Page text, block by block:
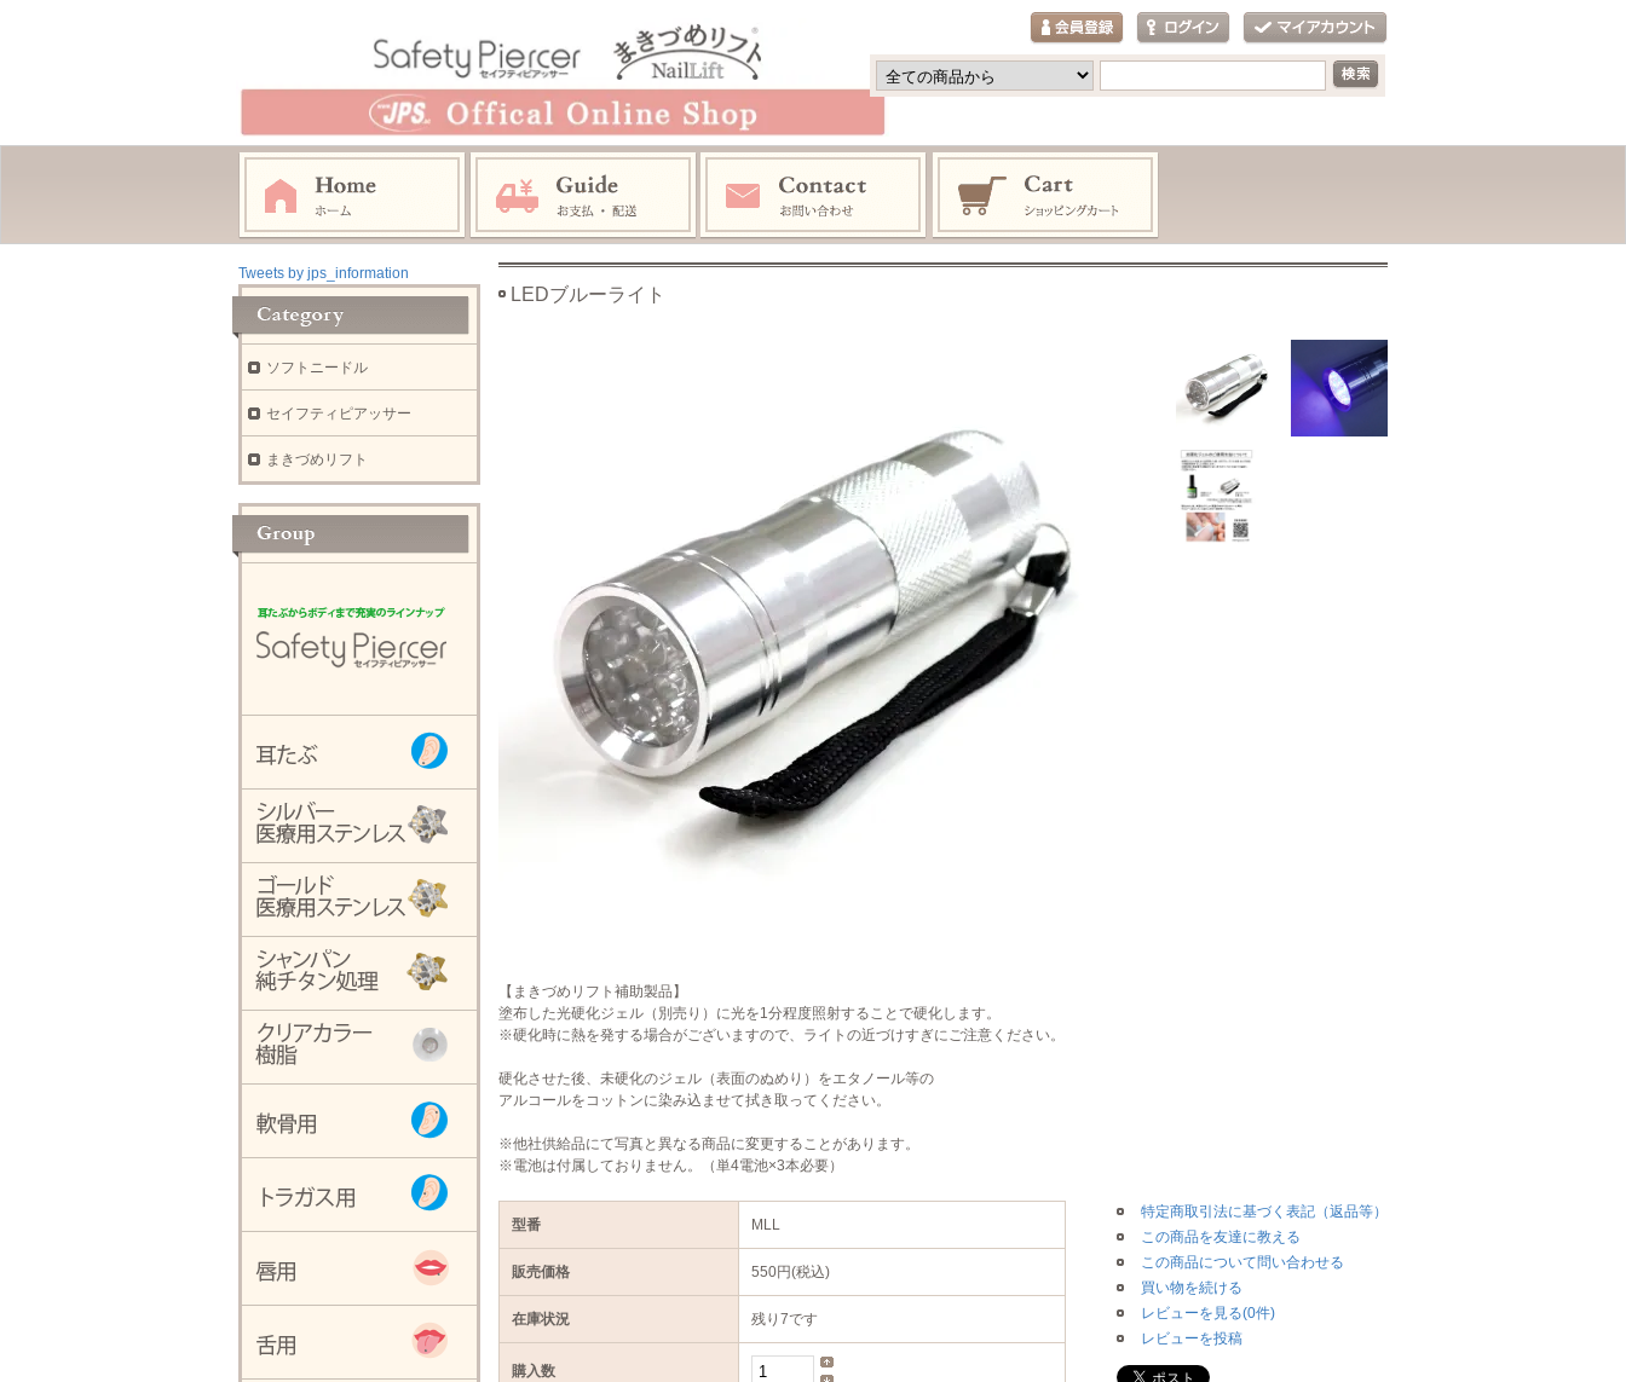
LEDブルーライト
【まきづめリフト補助製品】
塗布した光硬化ジェル（別売り）に光を1分程度照射することで硬化します。
※硬化時に熱を発する場合がございますので、ライトの近づけすぎにご注意ください。
硬化させた後、未硬化のジェル（表面のぬめり）をエタノール等の
アルコールをコットンに染み込ませて拭き取ってください。
※他社供給品にて写真と異なる商品に変更することがあります。
※電池は付属しておりません。（単4電池×3本必要）
型番 MLL
販売価格 550円(税込)
在庫状況 残り7です
購入数
特定商取引法に基づく表記（返品等）
この商品を友達に教える
この商品について問い合わせる
買い物を続ける
レビューを見る(0件)
レビューを投稿
Tweets by jps_information
ソフトニードル
セイフティピアッサー
まきづめリフト